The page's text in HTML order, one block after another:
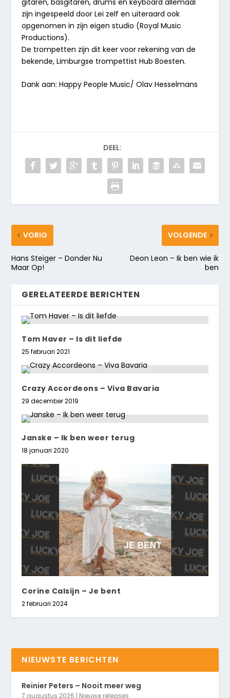
zijn ingespeeld door Lei zelf en uiteraard ook
opgenomen in zijn eigen studio (Royal Music
Productions).
De trompetten zijn dit keer voor rekening van de
bekende, Limburgse trompettist Hub Boesten.
Dank aan: Happy People Music/ Olav Hesselmans
DEEL:
VORIG
Hans Steiger – Donder Nu
Maar Op!
VOLGENDE
Deon Leon – Ik ben wie ik
ben
GERELATEERDE BERICHTEN
Tom Haver – Is dit liefde
25 februari 2021
Crazy Accordeons – Viva Bavaria
29 december 2019
Janske – Ik ben weer terug
18 januari 2020
Corine Calsijn – Je bent
2 februari 2024
NIEUWSTE BERICHTEN
Reinier Peters – Nooit meer weg
7 augustus 2026 | Nieuwe releases